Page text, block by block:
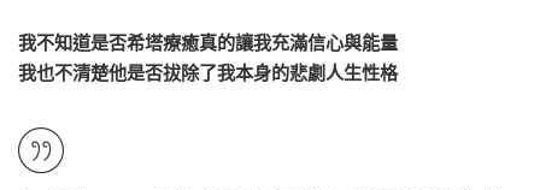
我不知道是否希塔療癒真的讓我充滿信心與能量
我也不清楚他是否拔除了我本身的悲劇人生性格